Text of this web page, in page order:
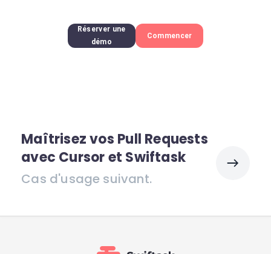
Réserver une
démo
Commencer
Maîtrisez vos Pull Requests
avec Cursor et Swiftask
Cas d'usage suivant.